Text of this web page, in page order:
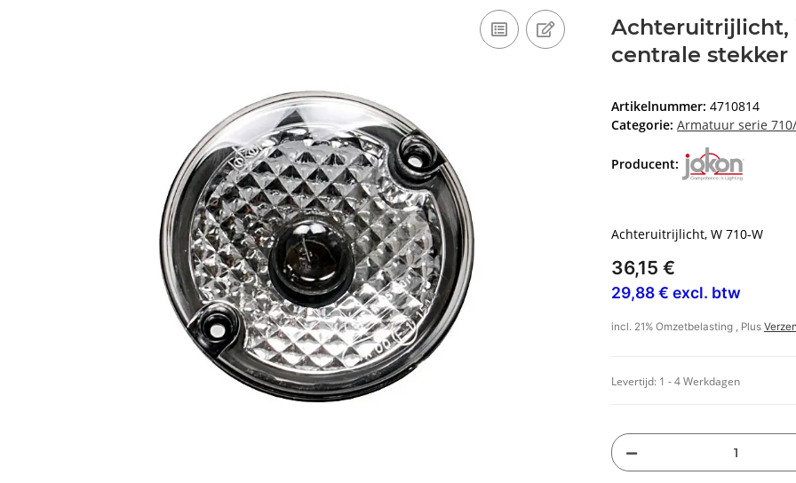
Achteruitrijlicht,
centrale stekker
Artikelnummer: 4710814
Categorie: Armatuur serie
Producent:
Achteruitrijlicht, W 710-W
36,15 €
29,88 € excl. btw
incl. 21% Omzetbelasting , Plus
Levertijd: 1 - 4 Werkdagen